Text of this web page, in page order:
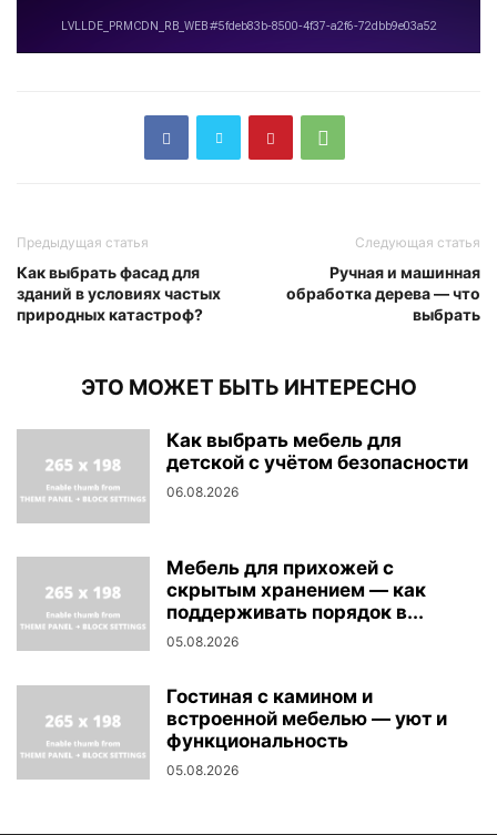
Предыдущая статья
Как выбрать фасад для
зданий в условиях частых
природных катастроф?
Следующая статья
Ручная и машинная
обработка дерева — что
выбрать
ЭТО МОЖЕТ БЫТЬ ИНТЕРЕСНО
Как выбрать мебель для
детской с учётом безопасности
06.08.2026
Мебель для прихожей с
скрытым хранением — как
поддерживать порядок в...
05.08.2026
Гостиная с камином и
встроенной мебелью — уют и
функциональность
05.08.2026